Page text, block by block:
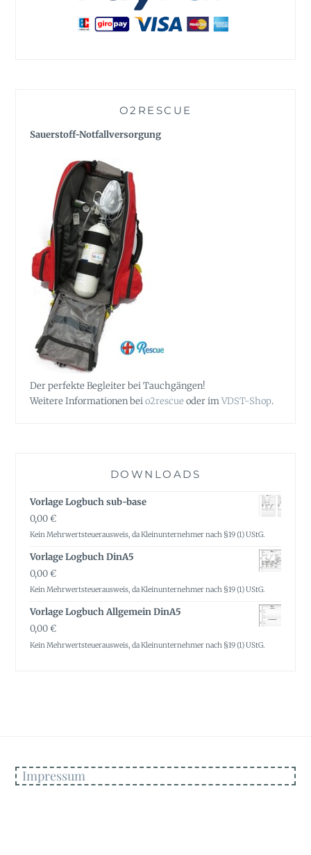
O2RESCUE
Sauerstoff-Notfallversorgung
Der perfekte Begleiter bei Tauchgängen!
Weitere Informationen beio2rescueoder imVDST-Shop.
DOWNLOADS
Vorlage Logbuch sub-base
0,00€
Kein Mehrwertsteuerausweis, da Kleinunternehmer nach §19 (1) UStG.
Vorlage Logbuch DinA5
0,00€
Kein Mehrwertsteuerausweis, da Kleinunternehmer nach §19 (1) UStG.
Vorlage Logbuch Allgemein DinA5
0,00€
Kein Mehrwertsteuerausweis, da Kleinunternehmer nach §19 (1) UStG.
Impressum